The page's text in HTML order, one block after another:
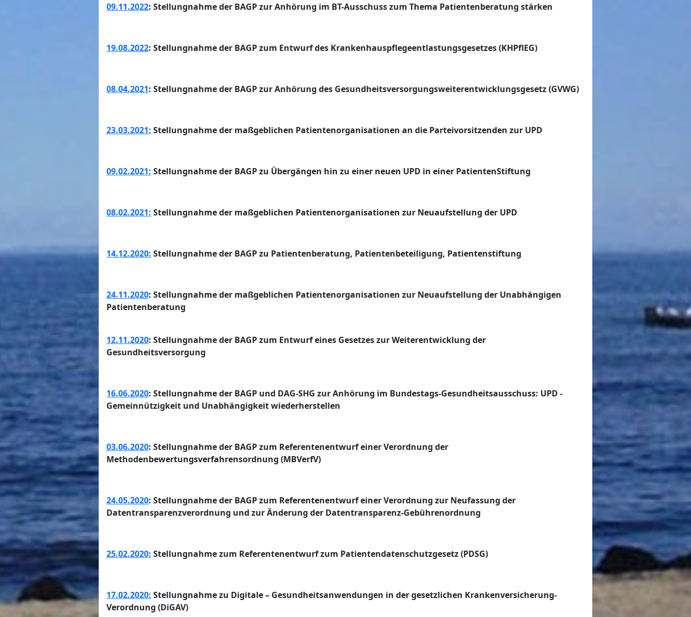
09.11.2022: Stellungnahme der BAGP zur Anhörung im BT-Ausschuss zum Thema Patientenberatung stärken
19.08.2022: Stellungnahme der BAGP zum Entwurf des Krankenhauspflegeentlastungsgesetzes (KHPflEG)
08.04.2021: Stellungnahme der BAGPzur Anhörung des Gesundheitsversorgungsweiterentwicklungsgesetz(GVWG)
23.03.2021: Stellungnahme der maßgeblichen Patientenorganisationen an die Parteivorsitzenden zur UPD
09.02.2021: Stellungnahme der BAGP zu Übergängen hin zu einer neuen UPD in einer PatientenStiftung
08.02.2021: Stellungnahme der maßgeblichen Patientenorganisationen zur Neuaufstellung der UPD
14.12.2020: Stellungnahme der BAGP zu Patientenberatung, Patientenbeteiligung, Patientenstiftung
24.11.2020: Stellungnahme der maßgeblichen Patientenorganisationen zur Neuaufstellung der Unabhängigen
Patientenberatung
12.11.2020: Stellungnahme der BAGP zum Entwurf eines Gesetzes zur Weiterentwicklung der
Gesundheitsversorgung
16.06.2020: Stellungnahme der BAGP und DAG-SHG zur Anhörung im Bundestags-Gesundheitsausschuss: UPD -
Gemeinnützigkeit und Unabhängigkeit wiederherstellen
03.06.2020: Stellungnahme der BAGP zum Referentenentwurf einer Verordnung der
Methodenbewertungsverfahrensordnung (MBVerfV)
24.05.2020: Stellungnahme der BAGP zum Referentenentwurf einer Verordnung zur Neufassung der
Datentransparenzverordnung und zur Änderung der Datentransparenz-Gebührenordnung
25.02.2020: Stellungnahme zum Referentenentwurf zum Patientendatenschutzgesetz (PDSG)
17.02.2020: Stellungnahme zu Digitale – Gesundheitsanwendungen in der gesetzlichen Krankenversicherung-
Verordnung (DiGAV)